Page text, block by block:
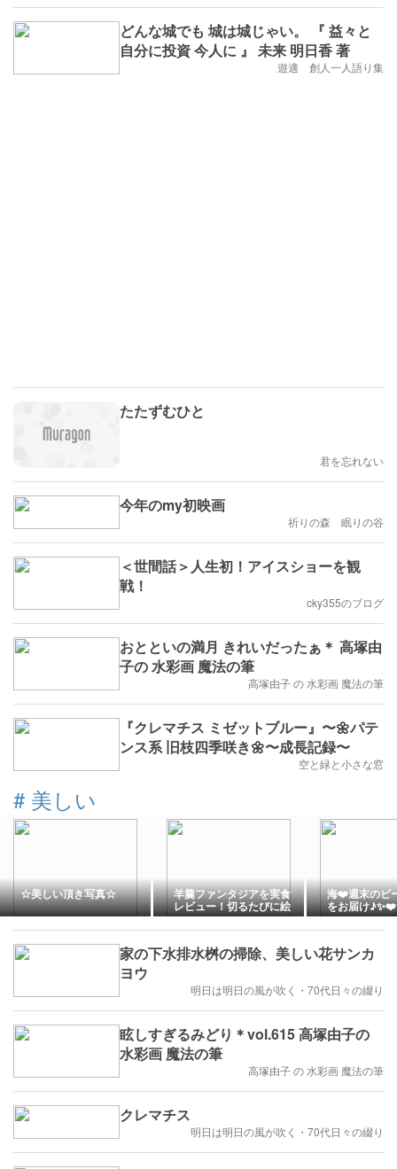
どんな城でも 城は城じゃい。 『 益々と
自分に投資 今人に 』 未来 明日香 著
遊適 創人一人語り集
たたずむひと
君を忘れない
今年のmy初映画
祈りの森 眠りの谷
＜世間話＞人生初！アイスショーを観
戦！
cky355のブログ
おとといの満月 きれいだったぁ＊ 高塚由
子の 水彩画 魔法の筆
高塚由子 の 水彩画 魔法の筆
『クレマチス ミゼットブルー』〜🌼パテ
ンス系 旧枝四季咲き🌼〜成長記録〜
空と緑と小さな窓
# 美しい
☆美しい頂き写真☆ 羊羹ファンタジアを実食
レビュー！切るたびに絵
柄が変わる幻想的な和菓
子は贈り物にもおすすめ
海❤️週末のビ
をお届け
６年 地元ロ
ーマ市内バチ
家の下水排水桝の掃除、美しい花サンカ
ヨウ
明日は明日の風が吹く・70代日々の綴り
眩しすぎるみどり＊vol.615 高塚由子の
水彩画 魔法の筆
高塚由子 の 水彩画 魔法の筆
クレマチス
明日は明日の風が吹く・70代日々の綴り